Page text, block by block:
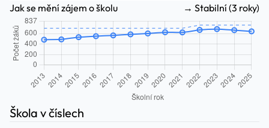
Jak se mění zájem o školu
→ Stabilní (3 roky)
Škola v číslech